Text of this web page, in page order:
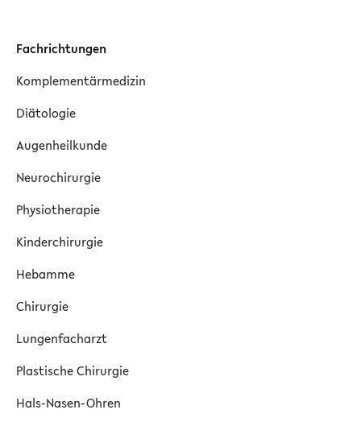
Fachrichtungen
Komplementärmedizin
Diätologie
Augenheilkunde
Neurochirurgie
Physiotherapie
Kinderchirurgie
Hebamme
Chirurgie
Lungenfacharzt
Plastische Chirurgie
Hals-Nasen-Ohren